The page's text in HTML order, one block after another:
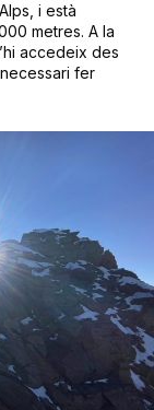
i està
metres. A la
accedeix des
fer